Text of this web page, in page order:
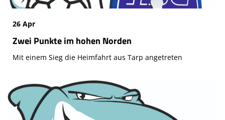
26 Apr
Zwei Punkte im hohen Norden
Mit einem Sieg die Heimfahrt aus Tarp angetreten